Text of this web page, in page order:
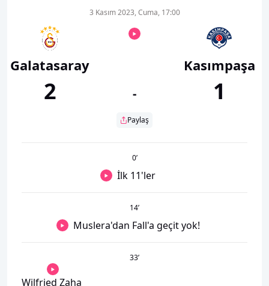
Galatasaray
2
3 Kasım 2023, Cuma, 17:00
-
Paylaş
Kasımpaşa
1
0’
İlk 11'ler
14’
Muslera'dan Fall'a geçit yok!
33’
Wilfried Zaha